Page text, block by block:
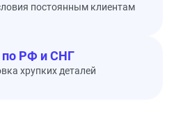
постоянным клиентам
по РФ и СНГ
хрупких деталей